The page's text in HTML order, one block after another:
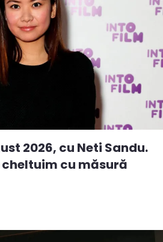
2026, cu Neti Sandu.
cheltuim cu măsură